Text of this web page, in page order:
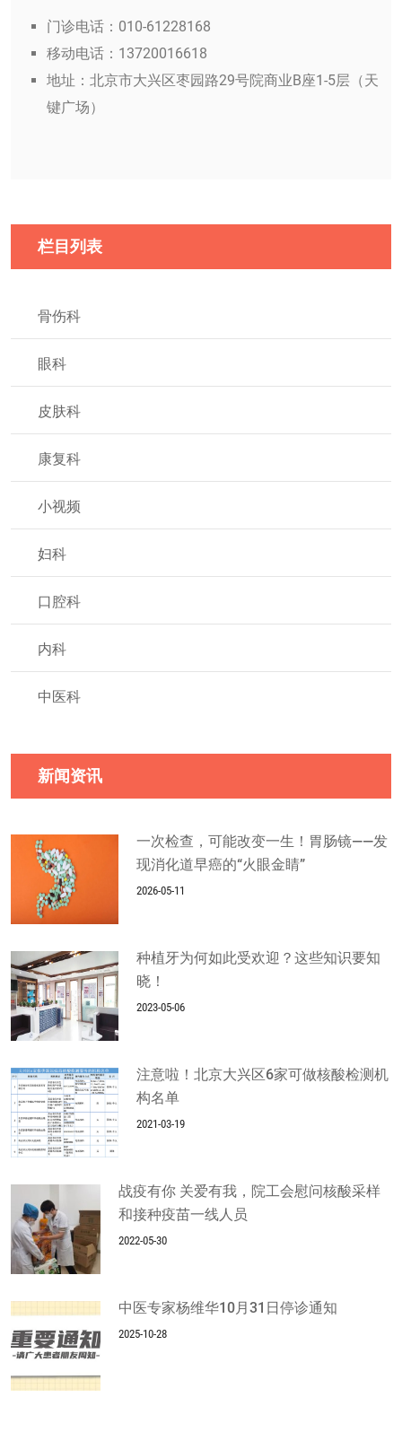
门诊电话：010-61228168
移动电话：13720016618
地址：北京市大兴区枣园路29号院商业B座1-5层（天
键广场）
栏目列表
骨伤科
眼科
皮肤科
康复科
小视频
妇科
口腔科
内科
中医科
新闻资讯
一次检查，可能改变一生！胃肠镜——发
现消化道早癌的“火眼金睛”
2026-05-11
种植牙为何如此受欢迎？这些知识要知
晓！
2023-05-06
注意啦！北京大兴区6家可做核酸检测机
构名单
2021-03-19
战疫有你 关爱有我，院工会慰问核酸采样
和接种疫苗一线人员
2022-05-30
中医专家杨维华10月31日停诊通知
2025-10-28